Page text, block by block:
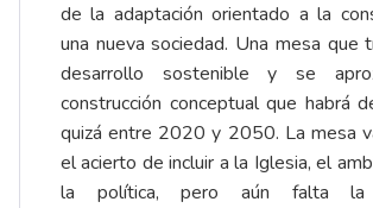
de la adaptación orientado a la
una nueva sociedad. Una mesa que
desarrollo sostenible y se
construcción conceptual que habrá
quizá entre 2020 y 2050. La mesa
el acierto de incluir a la Iglesia, el
la política, pero aún falta la